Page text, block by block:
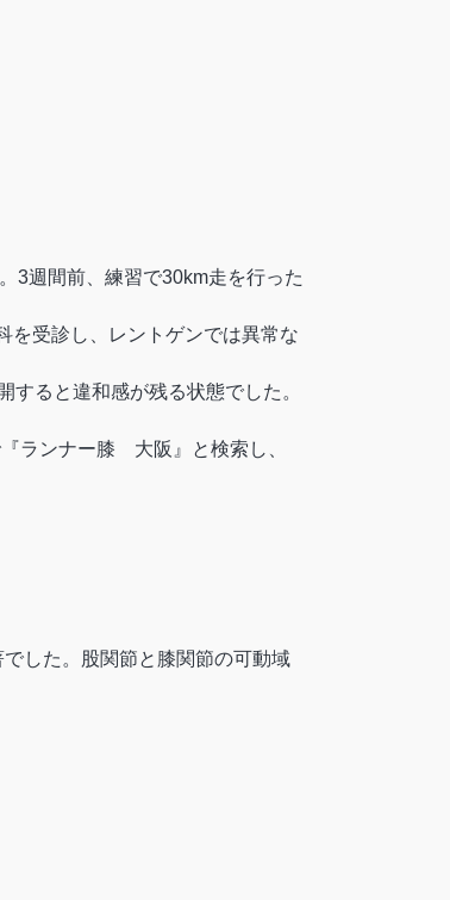
3週間前、練習で30km走を行った
を受診し、レントゲンでは異常な
ると違和感が残る状態でした。
ランナー膝 大阪』と検索し、
した。股関節と膝関節の可動域